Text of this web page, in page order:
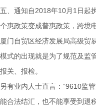
五、通知自2018年10月1日起
个惠政策变成普惠政策，跨境
厦门自贸区经济发展局高级贸
模式的出现就是为了规范及监
报关、报检。
另有业内人士直言：“9610监
能合法结汇，也不能享受到退